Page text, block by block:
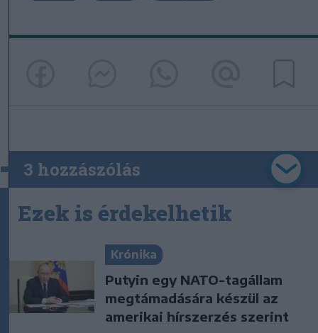
3 hozzászólás
Ezek is érdekelhetik
Krónika
Putyin egy NATO-tagállam
megtámadására készül az
amerikai hírszerzés szerint